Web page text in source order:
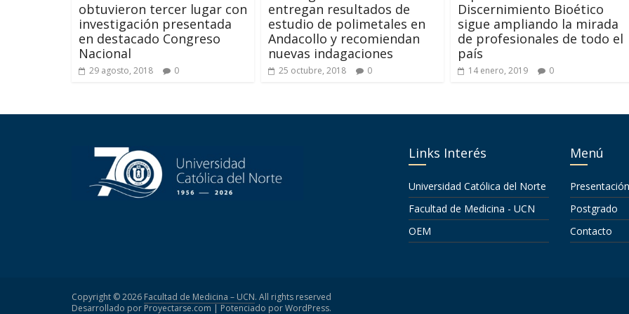
obtuvieron tercer lugar con
investigación presentada
en destacado Congreso
Nacional
29 agosto, 2018 0
entregan resultados de
estudio de polimetales en
Andacollo y recomiendan
nuevas indagaciones
25 octubre, 2018 0
Discernimiento Bioético
sigue ampliando la mirada
de profesionales de todo el
país
14 enero, 2019 0
Links Interés
Universidad Católica del Norte
Facultad de Medicina - UCN
OEM
Menú
Presentación
Postgrado
Contacto
Copyright © 2026 Facultad de Medicina – UCN. All rights reserved
Desarrollado por Proyectarse.com | Potenciado porWordPress.